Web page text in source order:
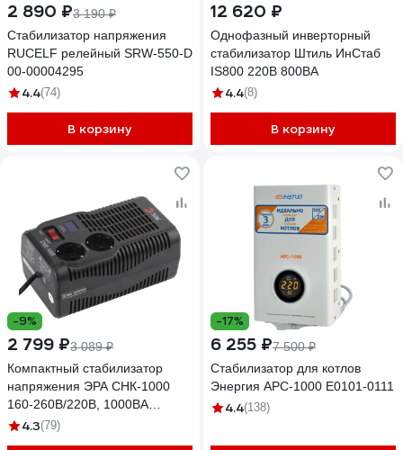
2 890 ₽3 190 ₽
Стабилизатор напряжения
RUCELF релейный SRW-550-D
00-00004295
4.4(74)
В корзину
12 620 ₽
Однофазный инверторный
стабилизатор Штиль ИнСтаб
IS800 220В 800ВА
4.4(8)
В корзину
-9%
2 799 ₽3 089 ₽
Компактный стабилизатор
напряжения ЭРА СНК-1000
160-260В/220В, 1000ВА
Б0032469
4.3(79)
-17%
6 255 ₽7 500 ₽
Стабилизатор для котлов
Энергия АРС-1000 Е0101-0111
4.4(138)